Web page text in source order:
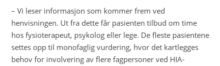
– Vi leser informasjon som kommer frem ved
henvisningen. Ut fra dette får pasienten tilbud om time
hos fysioterapeut, psykolog eller lege. De fleste pasientene
settes opp til monofaglig vurdering, hvor det kartlegges
behov for involvering av flere fagpersoner ved HIA-